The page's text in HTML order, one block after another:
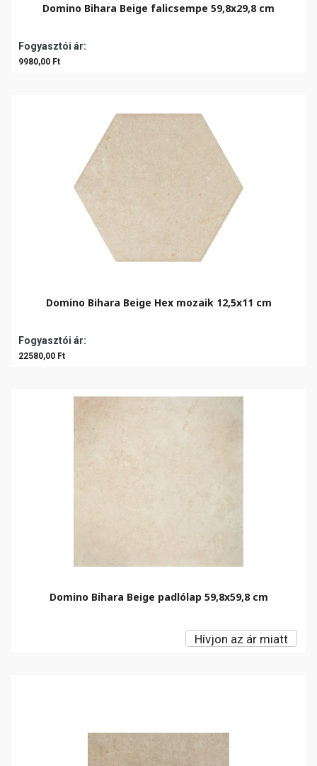
Domino Bihara Beige falicsempe 59,8x29,8 cm
Fogyasztói ár:
9980,00 Ft
Domino Bihara Beige Hex mozaik 12,5x11 cm
Fogyasztói ár:
22580,00 Ft
Domino Bihara Beige padlólap 59,8x59,8 cm
Hívjon az ár miatt